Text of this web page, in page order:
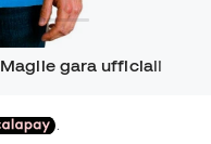
Maglie gara ufficiali